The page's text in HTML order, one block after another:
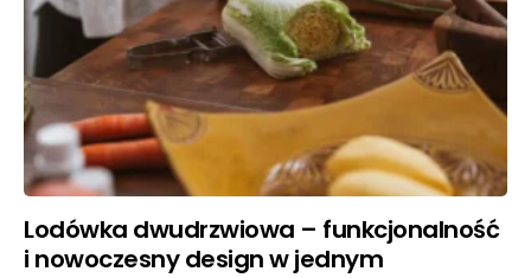
Lodówka dwudrzwiowa – funkcjonalność
i nowoczesny design w jednym